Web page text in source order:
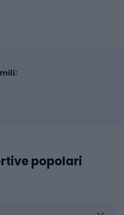
popolari